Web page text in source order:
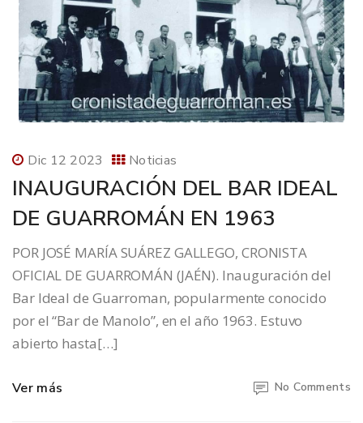
Dic 12 2023 Noticias
INAUGURACIÓN DEL BAR IDEAL
DE GUARROMÁN EN 1963
POR JOSÉ MARÍA SUÁREZ GALLEGO, CRONISTA
OFICIAL DE GUARROMÁN (JAÉN). Inauguración del
Bar Ideal de Guarroman, popularmente conocido
por el “Bar de Manolo”, en el año 1963. Estuvo
abierto hasta[…]
Ver más No Comments